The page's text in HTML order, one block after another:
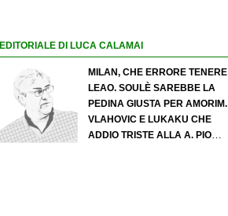
EDITORIALE DI LUCA CALAMAI
MILAN, CHE ERRORE TENERE
LEAO. SOULÈ SAREBBE LA
PEDINA GIUSTA PER AMORIM.
VLAHOVIC E LUKAKU CHE
ADDIO TRISTE ALLA A. PIO